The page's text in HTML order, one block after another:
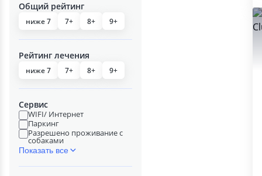
Общий рейтинг
ниже 7 7+ 8+ 9+
Рейтинг лечения
ниже 7 7+ 8+ 9+
Сервис
WIFI/ Интернет
Паркинг
Разрешено проживание с
собаками
Показать все